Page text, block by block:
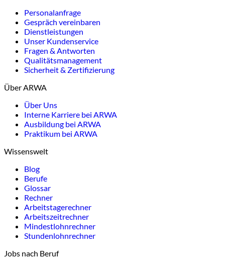
Personalanfrage
Gespräch vereinbaren
Dienstleistungen
Unser Kundenservice
Fragen & Antworten
Qualitätsmanagement
Sicherheit & Zertifizierung
Über ARWA
Über Uns
Interne Karriere bei ARWA
Ausbildung bei ARWA
Praktikum bei ARWA
Wissenswelt
Blog
Berufe
Glossar
Rechner
Arbeitstagerechner
Arbeitszeitrechner
Mindestlohnrechner
Stundenlohnrechner
Jobs nach Beruf